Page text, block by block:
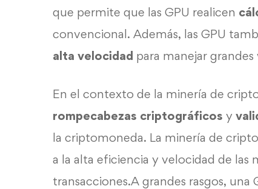
que permite que las GPU realicen
convencional. Además, las GPU
alta velocidad para manejar
En el contexto de la minería de
rompecabezas criptográficos y
la criptomoneda. La minería de
a la alta eficiencia y velocidad de las
transacciones.A grandes rasgos, una